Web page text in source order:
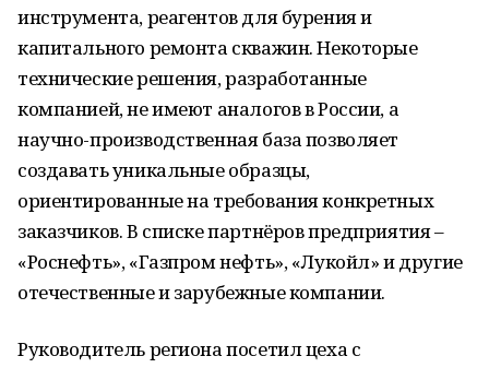
инструмента, реагентов для бурения и
капитального ремонта скважин. Некоторые
технические решения, разработанные
компанией, не имеют аналогов в России, а
научно-производственная база позволяет
создавать уникальные образцы,
ориентированные на требования конкретных
заказчиков. В списке партнёров предприятия –
«Роснефть», «Газпром нефть», «Лукойл» и другие
отечественные и зарубежные компании.
Руководитель региона посетил цеха с